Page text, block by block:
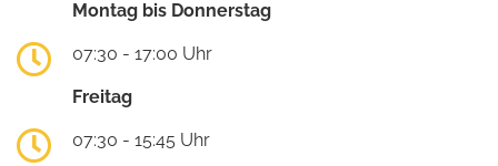
Montag bis Donnerstag
07:30 - 17:00 Uhr
Freitag
07:30 - 15:45 Uhr